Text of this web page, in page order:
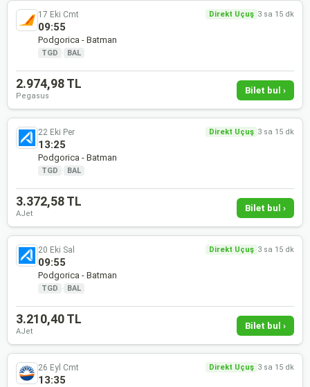
17 Eki Cmt Direkt Uçuş 3 sa 15 dk
09:55
Podgorica - Batman
TGD · BAL
2.974,98 TL
Pegasus
Bilet bul ›
22 Eki Per Direkt Uçuş 3 sa 15 dk
13:25
Podgorica - Batman
TGD · BAL
3.372,58 TL
AJet
Bilet bul ›
20 Eki Sal Direkt Uçuş 3 sa 15 dk
09:55
Podgorica - Batman
TGD · BAL
3.210,40 TL
AJet
Bilet bul ›
26 Eyl Cmt Direkt Uçuş 3 sa 15 dk
13:35